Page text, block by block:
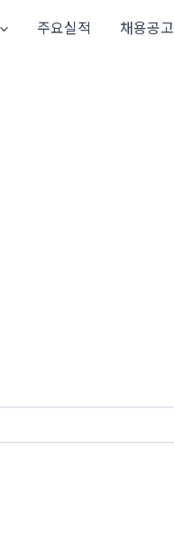
주요실적 채용공고